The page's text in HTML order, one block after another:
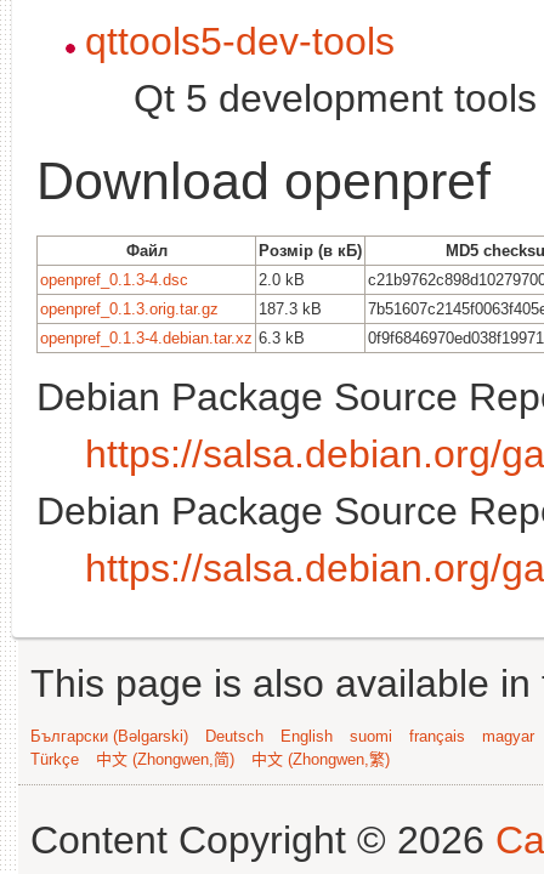
qttools5-dev-tools
Qt 5 development tools
Download openpref
Файл Розмір (в кБ)
MD5
openpref_0.1.3-4.dsc
2.0 kB
openpref_0.1.3.orig.tar.gz
187.3 kB
openpref_0.1.3-4.debian.tar.xz 6.3 kB
Debian Package Source
https://salsa.debian.org/
Debian Package Source
https://salsa.debian.org/
This page is also available
Български (Bəlgarski) Deutsch English suomi français
magyar
Türkçe
中文 (Zhongwen,简) 中文 (Zhongwen,繁)
Content Copyright © 2026